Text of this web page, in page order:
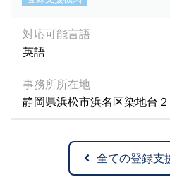
対応可能言語
英語
事務所所在地
静岡県浜松市浜名区染地台
全ての登録支